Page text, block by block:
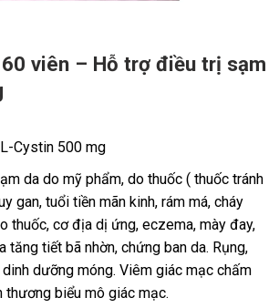
viên – Hỗ trợ điều trị sạm
L-Cystin 500 mg
da do mỹ phẩm, do thuốc ( thuốc tránh
gan, tuổi tiền mãn kinh, rám má, cháy
thuốc, cơ địa dị ứng, eczema, mày đay,
tăng tiết bã nhờn, chứng ban da. Rụng,
dưỡng móng. Viêm giác mạc chấm
thương biểu mô giác mạc.